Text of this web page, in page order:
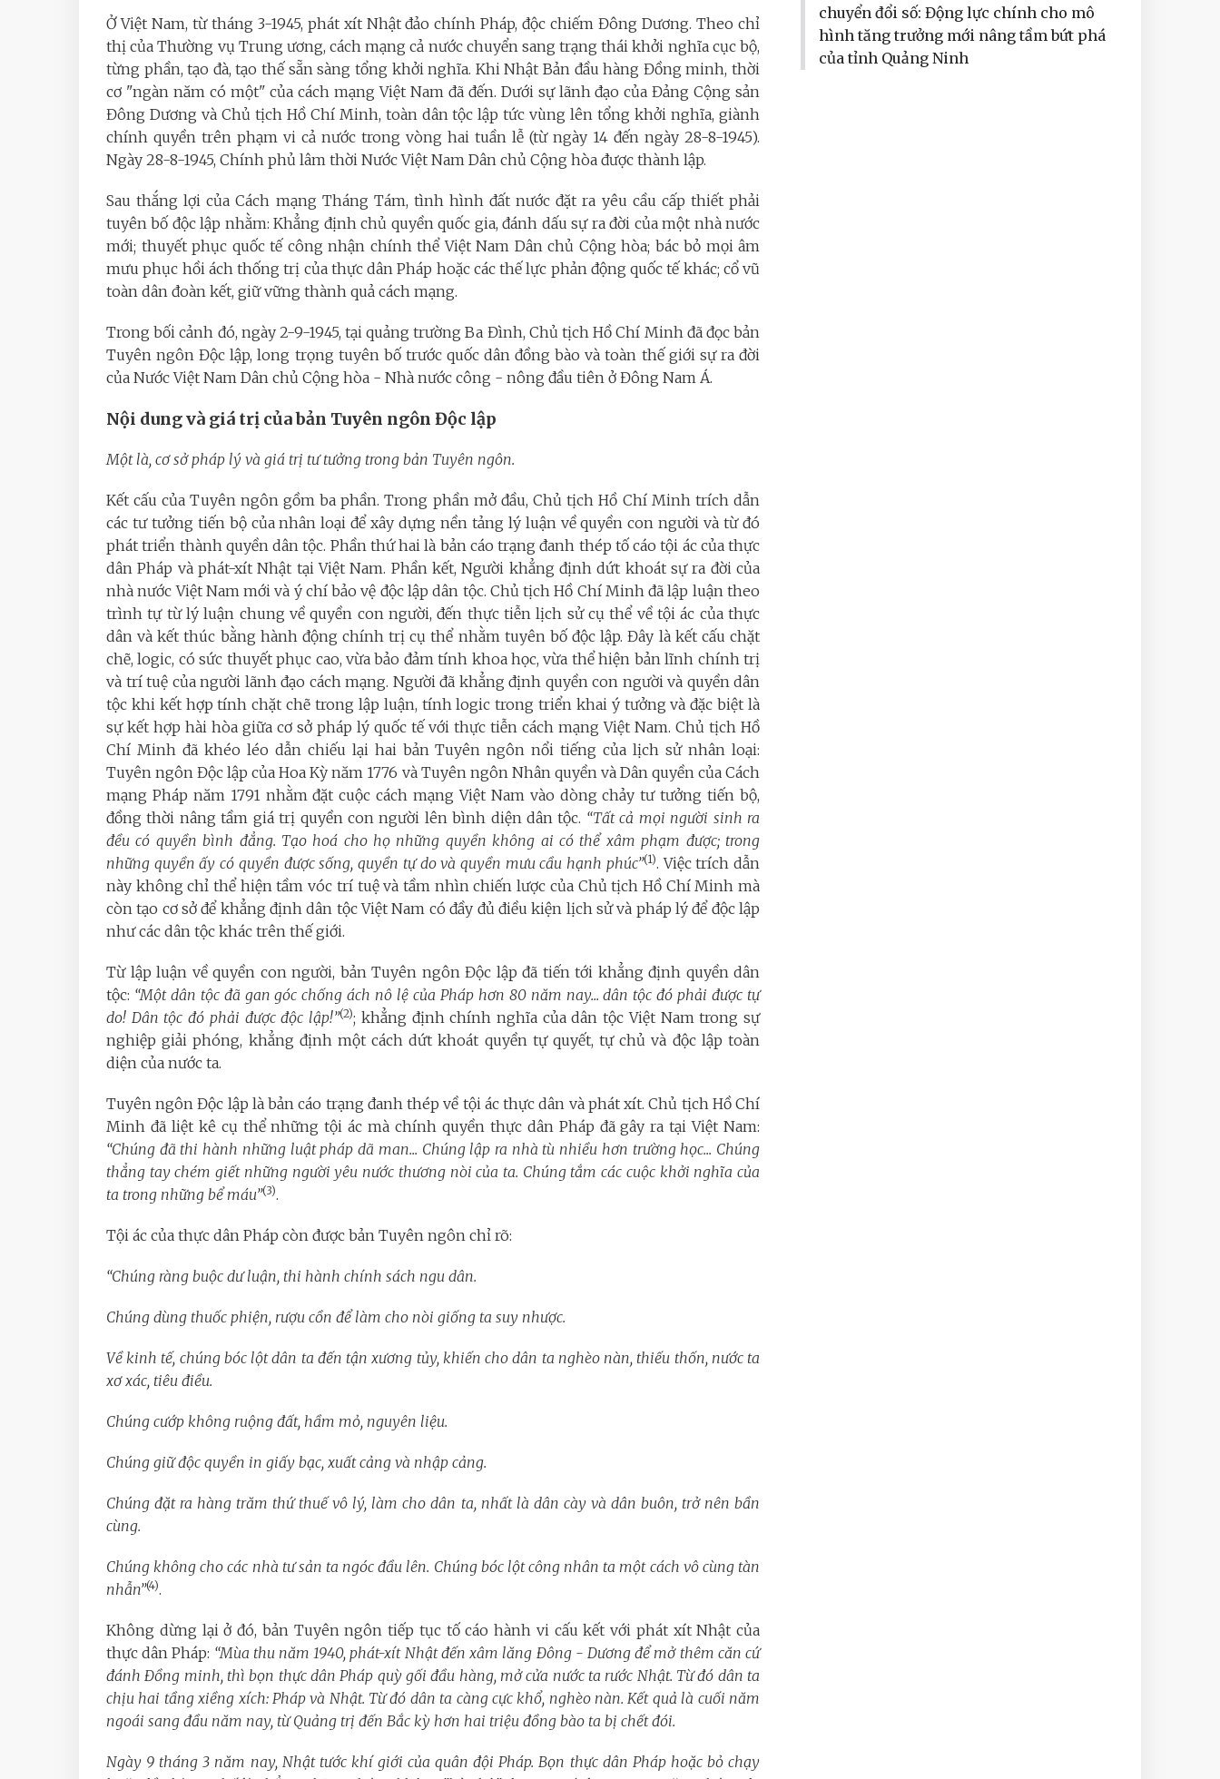
Ở Việt Nam, từ tháng 3-1945, phát xít Nhật đảo chính Pháp, độc chiếm Đông Dương. Theo chỉ
thị của Thường vụ Trung ương, cách mạng cả nước chuyển sang trạng thái khởi nghĩa cục bộ,
từng phần, tạo đà, tạo thế sẵn sàng tổng khởi nghĩa. Khi Nhật Bản đầu hàng Đồng minh, thời
cơ "ngàn năm có một" của cách mạng Việt Nam đã đến. Dưới sự lãnh đạo của Đảng Cộng sản
Đông Dương và Chủ tịch Hồ Chí Minh, toàn dân tộc lập tức vùng lên tổng khởi nghĩa, giành
chính quyền trên phạm vi cả nước trong vòng hai tuần lễ (từ ngày 14 đến ngày 28-8-1945).
Ngày 28-8-1945, Chính phủ lâm thời Nước Việt Nam Dân chủ Cộng hòa được thành lập.
Sau thắng lợi của Cách mạng Tháng Tám, tình hình đất nước đặt ra yêu cầu cấp thiết phải
tuyên bố độc lập nhằm: Khẳng định chủ quyền quốc gia, đánh dấu sự ra đời của một nhà nước
mới; thuyết phục quốc tế công nhận chính thể Việt Nam Dân chủ Cộng hòa; bác bỏ mọi âm
mưu phục hồi ách thống trị của thực dân Pháp hoặc các thế lực phản động quốc tế khác; cổ vũ
toàn dân đoàn kết, giữ vững thành quả cách mạng.
Trong bối cảnh đó, ngày 2-9-1945, tại quảng trường Ba Đình, Chủ tịch Hồ Chí Minh đã đọc bản
Tuyên ngôn Độc lập, long trọng tuyên bố trước quốc dân đồng bào và toàn thế giới sự ra đời
của Nước Việt Nam Dân chủ Cộng hòa - Nhà nước công - nông đầu tiên ở Đông Nam Á.
Nội dung và giá trị của bản Tuyên ngôn Độc lập
Một là, cơ sở pháp lý và giá trị tư tưởng trong bản Tuyên ngôn.
Kết cấu của Tuyên ngôn gồm ba phần. Trong phần mở đầu, Chủ tịch Hồ Chí Minh trích dẫn
các tư tưởng tiến bộ của nhân loại để xây dựng nền tảng lý luận về quyền con người và từ đó
phát triển thành quyền dân tộc. Phần thứ hai là bản cáo trạng đanh thép tố cáo tội ác của thực
dân Pháp và phát-xít Nhật tại Việt Nam. Phần kết, Người khẳng định dứt khoát sự ra đời của
nhà nước Việt Nam mới và ý chí bảo vệ độc lập dân tộc. Chủ tịch Hồ Chí Minh đã lập luận theo
trình tự từ lý luận chung về quyền con người, đến thực tiễn lịch sử cụ thể về tội ác của thực
dân và kết thúc bằng hành động chính trị cụ thể nhằm tuyên bố độc lập. Đây là kết cấu chặt
chẽ, logic, có sức thuyết phục cao, vừa bảo đảm tính khoa học, vừa thể hiện bản lĩnh chính trị
và trí tuệ của người lãnh đạo cách mạng. Người đã khẳng định quyền con người và quyền dân
tộc khi kết hợp tính chặt chẽ trong lập luận, tính logic trong triển khai ý tưởng và đặc biệt là
sự kết hợp hài hòa giữa cơ sở pháp lý quốc tế với thực tiễn cách mạng Việt Nam. Chủ tịch Hồ
Chí Minh đã khéo léo dẫn chiếu lại hai bản Tuyên ngôn nổi tiếng của lịch sử nhân loại:
Tuyên ngôn Độc lập của Hoa Kỳ năm 1776 và Tuyên ngôn Nhân quyền và Dân quyền của Cách
mạng Pháp năm 1791 nhằm đặt cuộc cách mạng Việt Nam vào dòng chảy tư tưởng tiến bộ,
đồng thời nâng tầm giá trị quyền con người lên bình diện dân tộc. “Tất cả mọi người sinh ra
đều có quyền bình đẳng. Tạo hoá cho họ những quyền không ai có thể xâm phạm được; trong
những quyền ấy có quyền được sống, quyền tự do và quyền mưu cầu hạnh phúc”(1). Việc trích dẫn
này không chỉ thể hiện tầm vóc trí tuệ và tầm nhìn chiến lược của Chủ tịch Hồ Chí Minh mà
còn tạo cơ sở để khẳng định dân tộc Việt Nam có đầy đủ điều kiện lịch sử và pháp lý để độc lập
như các dân tộc khác trên thế giới.
Từ lập luận về quyền con người, bản Tuyên ngôn Độc lập đã tiến tới khẳng định quyền dân
tộc: “Một dân tộc đã gan góc chống ách nô lệ của Pháp hơn 80 năm nay... dân tộc đó phải được tự
do! Dân tộc đó phải được độc lập!”(2); khẳng định chính nghĩa của dân tộc Việt Nam trong sự
nghiệp giải phóng, khẳng định một cách dứt khoát quyền tự quyết, tự chủ và độc lập toàn
diện của nước ta.
Tuyên ngôn Độc lập là bản cáo trạng đanh thép về tội ác thực dân và phát xít. Chủ tịch Hồ Chí
Minh đã liệt kê cụ thể những tội ác mà chính quyền thực dân Pháp đã gây ra tại Việt Nam:
“Chúng đã thi hành những luật pháp dã man... Chúng lập ra nhà tù nhiều hơn trường học... Chúng
thẳng tay chém giết những người yêu nước thương nòi của ta. Chúng tắm các cuộc khởi nghĩa của
ta trong những bể máu”(3).
Tội ác của thực dân Pháp còn được bản Tuyên ngôn chỉ rõ:
“Chúng ràng buộc dư luận, thi hành chính sách ngu dân.
Chúng dùng thuốc phiện, rượu cồn để làm cho nòi giống ta suy nhược.
Về kinh tế, chúng bóc lột dân ta đến tận xương tủy, khiến cho dân ta nghèo nàn, thiếu thốn, nước ta
xơ xác, tiêu điều.
Chúng cướp không ruộng đất, hầm mỏ, nguyên liệu.
Chúng giữ độc quyền in giấy bạc, xuất cảng và nhập cảng.
Chúng đặt ra hàng trăm thứ thuế vô lý, làm cho dân ta, nhất là dân cày và dân buôn, trở nên bần
cùng.
Chúng không cho các nhà tư sản ta ngóc đầu lên. Chúng bóc lột công nhân ta một cách vô cùng tàn
nhẫn”(4).
Không dừng lại ở đó, bản Tuyên ngôn tiếp tục tố cáo hành vi cấu kết với phát xít Nhật của
thực dân Pháp: “Mùa thu năm 1940, phát-xít Nhật đến xâm lăng Đông - Dương để mở thêm căn cứ
đánh Đồng minh, thì bọn thực dân Pháp quỳ gối đầu hàng, mở cửa nước ta rước Nhật. Từ đó dân ta
chịu hai tầng xiềng xích: Pháp và Nhật. Từ đó dân ta càng cực khổ, nghèo nàn. Kết quả là cuối năm
ngoái sang đầu năm nay, từ Quảng trị đến Bắc kỳ hơn hai triệu đồng bào ta bị chết đói.
Ngày 9 tháng 3 năm nay, Nhật tước khí giới của quân đội Pháp. Bọn thực dân Pháp hoặc bỏ chạy
chuyển đổi số: Động lực chính cho mô
hình tăng trưởng mới nâng tầm bứt phá
của tỉnh Quảng Ninh